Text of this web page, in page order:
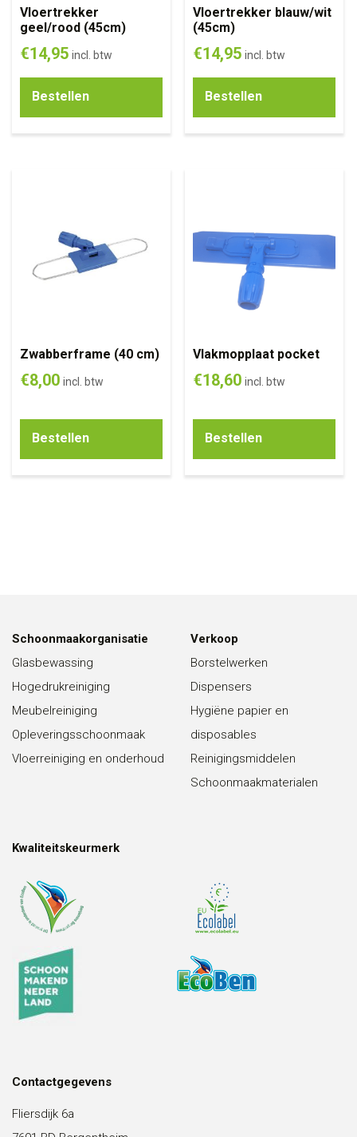
Vloertrekker
geel/rood (45cm)
€14,95 incl. btw
Bestellen
Vloertrekker blauw/wit
(45cm)
€14,95 incl. btw
Bestellen
Zwabberframe (40 cm)
€8,00 incl. btw
Bestellen
Vlakmopplaat pocket
€18,60 incl. btw
Bestellen
Schoonmaakorganisatie
Glasbewassing
Hogedrukreiniging
Meubelreiniging
Opleveringsschoonmaak
Vloerreiniging en onderhoud
Verkoop
Borstelwerken
Dispensers
Hygiëne papier en
disposables
Reinigingsmiddelen
Schoonmaakmaterialen
Kwaliteitskeurmerk
Contactgegevens
Fliersdijk 6a